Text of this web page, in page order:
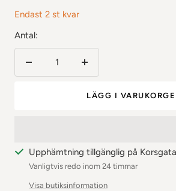
Endast 2 st kvar
Antal:
Öka
LÄGG I
Upphämtning tillgänglig på
Vanligtvis redo inom 24 timmar
Visa butiksinformation